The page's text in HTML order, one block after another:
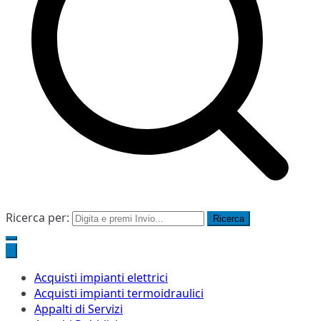
Ricerca per:
Acquisti impianti elettrici
Acquisti impianti termoidraulici
Appalti di Servizi